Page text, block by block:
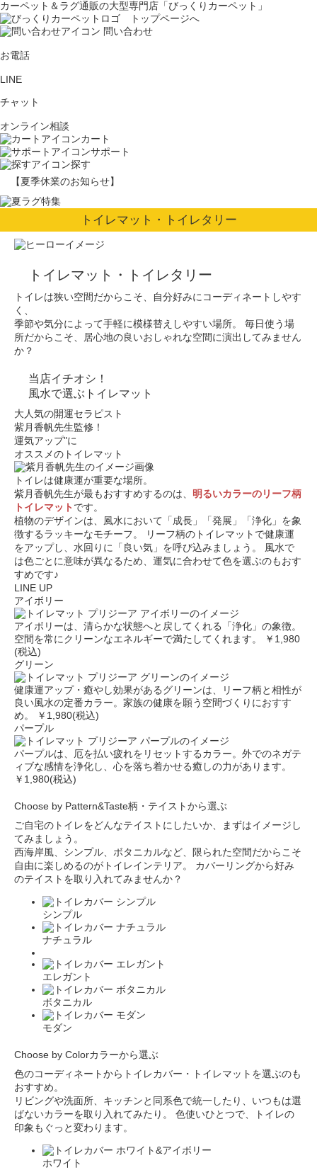
カーペット＆ラグ通販の大型専門店「びっくりカーペット」
問い合わせ
お電話
LINE
チャット
オンライン相談
カート
サポート
探す
【夏季休業のお知らせ】
トイレマット・トイレタリー
トイレマット・トイレタリー
トイレは狭い空間だからこそ、自分好みにコーディネートしやす
く、
季節や気分によって手軽に模様替えしやすい場所。
毎日使う場
所だからこそ、居心地の良いおしゃれな空間に演出してみません
か？
当店イチオシ！
風水で選ぶトイレマット
大人気の開運セラピスト
紫月香帆先生監修！
運気アップ"に
オススメのトイレマット
トイレは健康運が重要な場所。
紫月香帆先生が最もおすすめするのは、 明るいカラーのリーフ柄
トイレマット です。
植物のデザインは、風水において「成長」「発展」「浄化」を象
徴するラッキーなモチーフ。
リーフ柄のトイレマットで健康運
をアップし、水回りに「良い気」を呼び込みましょう。
風水で
は色ごとに意味が異なるため、運気に合わせて色を選ぶのもおす
すめです♪
LINE UP
アイボリー
アイボリーは、清らかな状態へと戻してくれる「浄化」の象徴。
空間を常にクリーンなエネルギーで満たしてくれます。
￥1,980
(税込)
グリーン
健康運アップ・癒やし効果があるグリーンは、リーフ柄と相性が
良い風水の定番カラー。家族の健康を願う空間づくりにおすす
め。
￥1,980(税込)
パープル
パープルは、厄を払い疲れをリセットするカラー。外でのネガテ
ィブな感情を浄化し、心を落ち着かせる癒しの力があります。
￥1,980(税込)
Choose by Pattern&Taste柄・テイストから選ぶ
ご自宅のトイレをどんなテイストにしたいか、まずはイメージし
てみましょう。
西海岸風、シンプル、ボタニカルなど、限られた空間だからこそ
自由に楽しめるのがトイレインテリア。
カバーリングから好み
のテイストを取り入れてみませんか？
シンプル
ナチュラル
エレガント
ボタニカル
モダン
Choose by Colorカラーから選ぶ
色のコーディネートからトイレカバー・トイレマットを選ぶのも
おすすめ。
リビングや洗面所、キッチンと同系色で統一したり、いつもは選
ばないカラーを取り入れてみたり。
色使いひとつで、トイレの
印象もぐっと変わります。
ホワイト